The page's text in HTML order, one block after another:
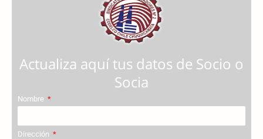
Actualiza aquí tus datos de Socio o
Socia
Nombre
Dirección